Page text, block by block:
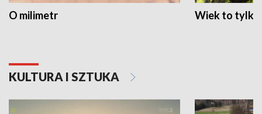
O milimetr Wiek to tylko
KULTURA I SZTUKA